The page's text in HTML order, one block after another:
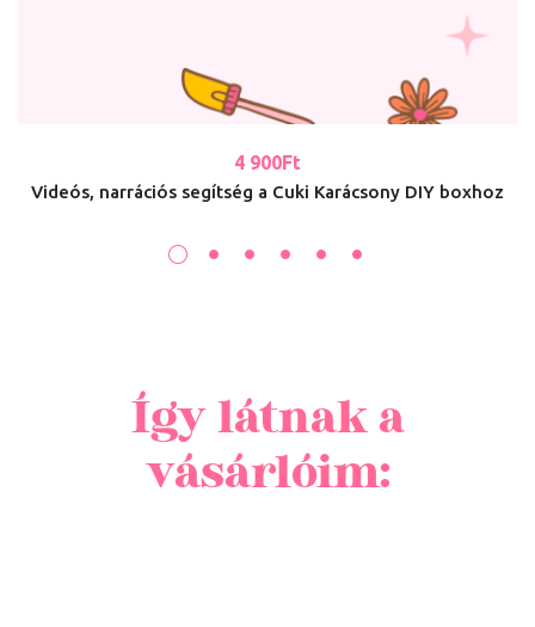
4 900Ft
Videós, narrációs segítség a Cuki Karácsony DIY boxhoz
Így látnak a
vásárlóim: